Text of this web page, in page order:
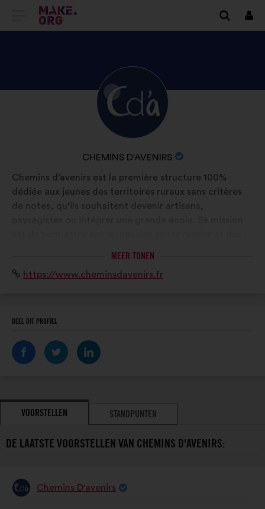
GA
HOMEPAGE
MAKE.ORG
BEKIJK
HET
PROFIEL
D'AVENIRS
NAAM
VAN
ORGANISATIE:
CHEMINS D'AVENIRS
Biografie:
Chemins d’avenirs est la première structure 100%
dédiée aux jeunes des territoires ruraux sans critères
de notes, qu’ils souhaitent devenir artisans,
MEER TONEN
Website:
https://www.cheminsdavenirs.fr
DEEL DIT PROFIEL
VOORSTELLEN STANDPUNTEN
DE LAATSTE VOORSTELLEN VAN CHEMINS D'AVENIRS:
VoorstelChemins D'avenirs